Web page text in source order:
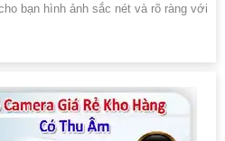
bạn hình ảnh sắc nét và rõ ràng với